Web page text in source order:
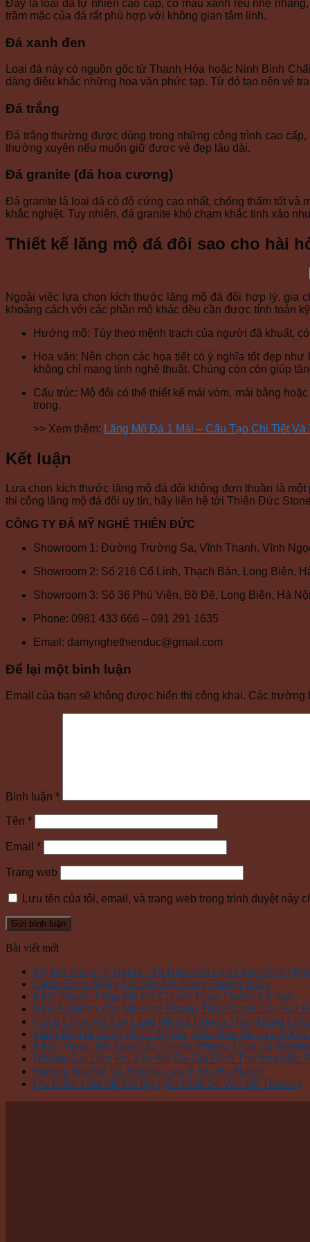
Đây là loại đá tự nhiên cao cấp, có màu xanh rêu nhẹ
trầm mặc của đá rất phù hợp với không gian tâm linh.
Đá xanh đen
Loại đá này có nguồn gốc từ Thanh Hóa hoặc Ninh Bình
dàng điêu khắc những hoa văn phức tạp. Từ đó tạo nên vẻ
Đá trắng
Đá trắng thường được dùng trong những công trình cao cấp,
thường xuyên nếu muốn giữ được vẻ đẹp lâu dài.
Đá granite (đá hoa cương)
Đá granite là loại đá có độ cứng cao nhất, chống thấm tốt
khắc nghiệt. Tuy nhiên, đá granite khó chạm khắc tinh xảo
Thiết kế lăng mộ đá đôi sao cho hài
Ngoài việc lựa chọn kích thước lăng mộ đá đôi hợp lý, gia
khoảng cách với các phần mộ khác đều cần được tính toán
Hướng mộ: Tùy theo mệnh trạch của người đã khuất,
Hoa văn: Nên chọn các họa tiết có ý nghĩa tốt đẹp
không chỉ mang tính nghệ thuật. Chúng còn còn giúp
Cấu trúc: Mộ đôi có thể thiết kế mái vòm, mái bằng
trong.
>> Xem thêm: Lăng Mộ Đá 1 Mái – Cấu Tạo Chi Tiết Và
Kết luận
Lựa chọn kích thước lăng mộ đá đôi không đơn thuần là
thi công lăng mộ đá đôi uy tín, hãy liên hệ tới Thiên Đức
CÔNG TY ĐÁ MỸ NGHỆ THIÊN ĐỨC
Showroom 1: Đường Trường Sa, Vĩnh Thanh, Vĩnh
Showroom 2: Số 216 Cổ Linh, Thạch Bàn, Long Biên,
Showroom 3: Số 36 Phú Viên, Bồ Đề, Long Biên, Hà Nội
Phone: 0981 433 666 – 091 291 1635
Email: damynghethienduc@gmail.com
Để lại một bình luận
Email của bạn sẽ không được hiển thị công khai. Các trường
Bình luận *
Tên *
Email *
Trang web
Lưu tên của tôi, email, và trang web trong trình duyệt này
Bài viết mới
Mộ Đá Trắng: Ý Nghĩa, Ưu Điểm Và Lựa Chọn Phù Hợp
Cách Chọn Ngày Tốt Xây Mộ Đúng Phong Thủy
Kích Thước Lăng Mộ Đá Chuẩn Theo Thước Lỗ Ban
Kinh Nghiệm Xây Mộ Hợp Phong Thủy Dành Cho Gia
Cách Chọn Và Xây Lăng Mộ Đá Phong Thủy Đúng
Lăng Mộ Đá Dòng Họ: Ý Nghĩa, Cấu Trúc Và Lưu Ý
Kích Thước Mộ Tam Cấp Chuẩn Phong Thủy Và
Những Sai Lầm Khi Xây Mộ Đá Gia Đình Thường Mắc
Hướng Đặt Mộ Và Những Lưu Ý Khi Hạ Huyệt
Ưu Điểm Của Mộ Đá Nguyên Khối So Với Mộ Thường